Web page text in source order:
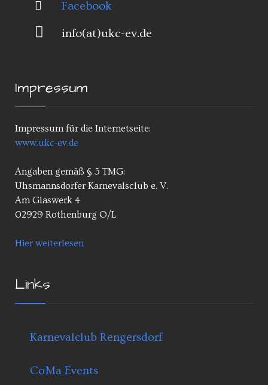
Facebook
info(at)ukc-ev.de
Impressum
Impressum für die Internetseite:
www.ukc-ev.de
Angaben gemäß § 5 TMG:
Uhsmannsdorfer Karnevalsclub e. V.
Am Glaswerk 4
02929 Rothenburg O/L
Hier weiterlesen
Links
Karnevalclub Rengersdorf
CoMa Events